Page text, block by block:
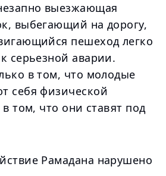
выезжающая
выбегающий на дорогу,
пешеход легко
серьезной аварии.
в том, что молодые
себя физической
том, что они ставят под
Рамадана нарушено